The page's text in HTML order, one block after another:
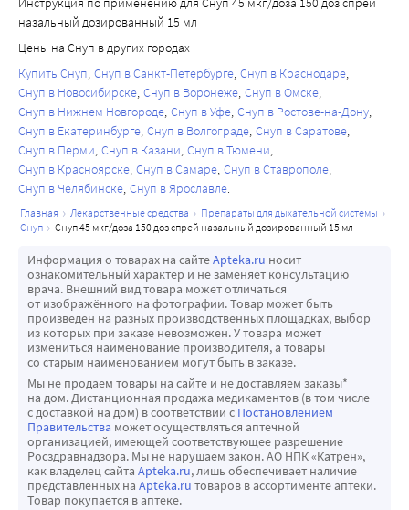
назальный дозированный 15 мл
Цены на Снуп в других городах
Купить Снуп Снуп в Санкт-Петербурге Снуп в Краснодаре
Снуп в Новосибирске Снуп в Воронеже Снуп в Омске
Снуп в Нижнем Новгороде Снуп в Уфе Снуп в Ростове-на-Дону
Снуп в Екатеринбурге Снуп в Волгограде Снуп в Саратове
Снуп в Перми Снуп в Казани Снуп в Тюмени
Снуп в Красноярске Снуп в Самаре Снуп в Ставрополе
Снуп в Челябинске Снуп в Ярославле
главная лекарственные средства
препараты для дыхательной системы
снуп
снуп 45 мкг/доза 150 доз спрей назальный дозированный 15 мл
Информация о товарах на сайтеApteka.ru носит
ознакомительный характер и не заменяет консультацию
врача. Внешний вид товара может отличаться
от изображённого на фотографии. Товар может быть
произведен на разных производственных площадках, выбор
из которых при заказе невозможен. У товара может
измениться наименование производителя, а товары
со старым наименованием могут быть в заказе.
Мы не продаем товары на сайте и не доставляем заказы*
на дом. Дистанционная продажа медикаментов (в том числе
с доставкой на дом) в соответствии с Постановлением
Правительства может осуществляться аптечной
организацией, имеющей соответствующее разрешение
Росздравнадзора. Мы не нарушаем закон. АО НПК «Катрен»,
как владелец сайта Apteka.ru, лишь обеспечивает наличие
представленных на Apteka.ru товаров в ассортименте аптеки.
Товар покупается в аптеке.